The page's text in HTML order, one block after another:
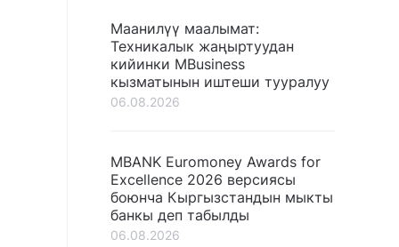
Маанилүү маалымат:
Техникалык жаңыртуудан
кийинки MBusiness
кызматынын иштеши тууралуу
06.08.2026
MBANK Euromoney Awards for
Excellence 2026 версиясы
боюнча Кыргызстандын мыкты
банкы деп табылды
06.08.2026